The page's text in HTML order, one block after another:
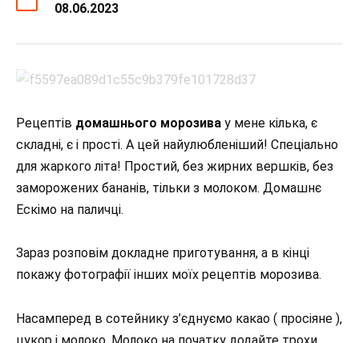
08.06.2023
Рецептів домашнього морозива у мене кілька, є
складні, є і прості. А цей найулюбленіший! Спеціально
для жаркого літа! Простий, без жирних вершків, без
заморожених бананів, тільки з молоком. Домашнє
Ескімо на паличці.
Зараз розповім докладне приготування, а в кінці
покажу фотографії інших моїх рецептів морозива.
Насамперед в сотейнику з’єднуємо какао ( просіяне ),
цукор і молоко. Молоко на початку додайте трохи,